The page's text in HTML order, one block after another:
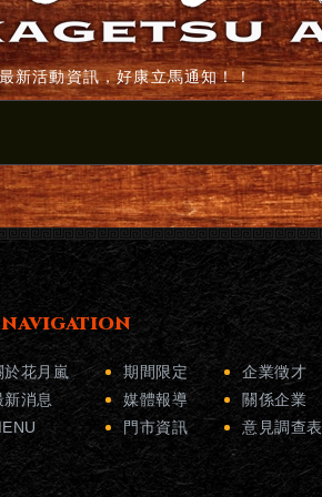
新活動資訊，好康立馬通知！！
NAVIGATION
於花月嵐
新消息
期間限定
媒體報導
門市資訊
企業徵才
關係企業
意見調查表